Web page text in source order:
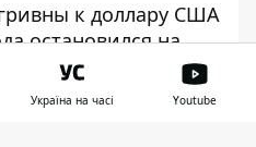
к доллару США
остановился на
за доллар против
вчера, а курс гривны
евро против
Україна на часі Youtube